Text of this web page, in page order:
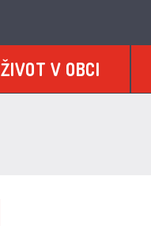
ŽIVOT V OBCI